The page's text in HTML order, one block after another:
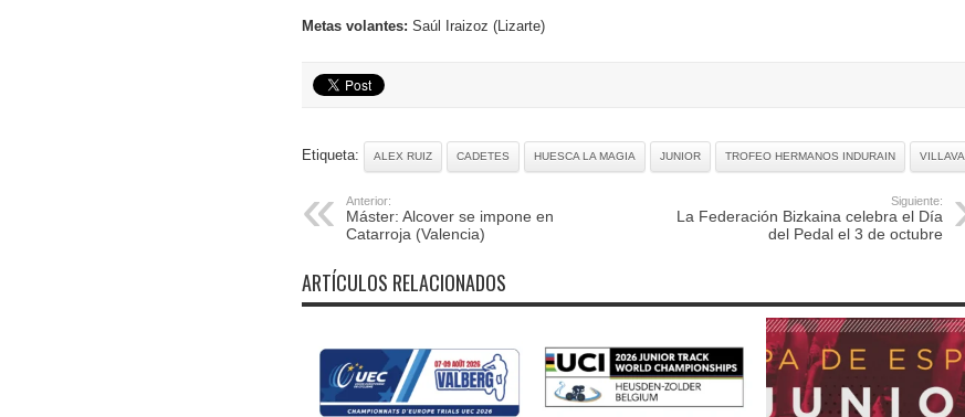
Metas volantes: Saúl Iraizoz (Lizarte)
Etiqueta: ALEX RUIZ CADETES HUESCA LA MAGIA JUNIOR TROFEO HERMANOS INDURAIN VILLAVA
Anterior:
Máster: Alcover se impone en
Catarroja (Valencia)
Siguiente:
La Federación Bizkaina celebra el Día
del Pedal el 3 de octubre
ARTÍCULOS RELACIONADOS